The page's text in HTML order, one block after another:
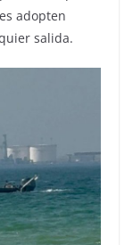
adopten
salida.